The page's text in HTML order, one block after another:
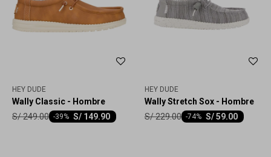
HEY DUDE
Wally Classic - Hombre
S/ 149.90
-39
S/249.00
HEY DUDE
Wally Stretch Sox - Hombre
S/59.00
-74
S/229.00